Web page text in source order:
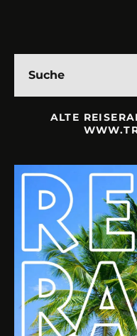
ALTE